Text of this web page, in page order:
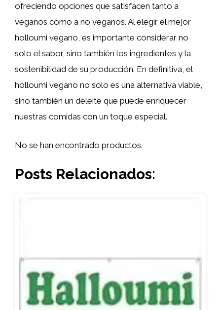
ofreciendo opciones que satisfacen tanto a
veganos como a no veganos. Al elegir el mejor
holloumi vegano, es importante considerar no
solo el sabor, sino también los ingredientes y la
sostenibilidad de su producción. En definitiva, el
holloumi vegano no solo es una alternativa viable,
sino también un deleite que puede enriquecer
nuestras comidas con un toque especial.
No se han encontrado productos.
Posts Relacionados: